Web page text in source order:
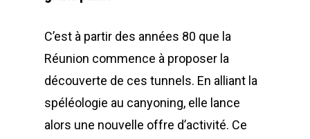
C’est à partir des années 80 que la
Réunion commence à proposer la
découverte de ces tunnels. En alliant la
spéléologie au canyoning, elle lance
alors une nouvelle offre d’activité. Ce